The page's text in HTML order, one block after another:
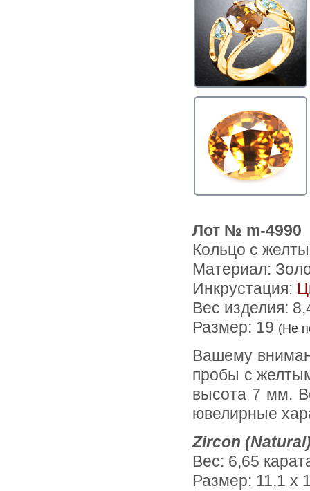
Лот № m-4990
Кольцо с
Материал:
Инкрустация:
Вес изделия:
Размер: 19 (Не
Вашему вниманию предлагается кольцо из желтого золота 585
пробы c
высота 7 мм.
ювелирные
Zircon
Вес: 6,65
Размер: 11,1 х